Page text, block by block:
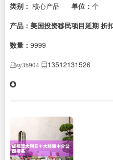
类别： 核心产品 单位： 个
产品：美国投资移民项目延期 折
数量： 9999
sy3b904 13512131526